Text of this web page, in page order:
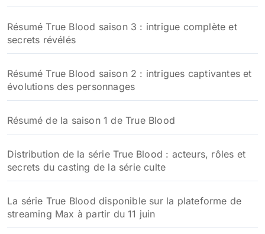
Résumé True Blood saison 3 : intrigue complète et
secrets révélés
Résumé True Blood saison 2 : intrigues captivantes et
évolutions des personnages
Résumé de la saison 1 de True Blood
Distribution de la série True Blood : acteurs, rôles et
secrets du casting de la série culte
La série True Blood disponible sur la plateforme de
streaming Max à partir du 11 juin